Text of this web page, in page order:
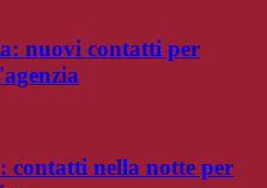
nuovi contatti per
contatti nella notte per